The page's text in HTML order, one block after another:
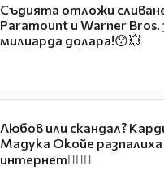
Съдията отложи
Paramount и Warner Bros.
милиарда долара!😯💥
Любов или скандал?
Мадука Окойе разпалиха
интернет❤️‍🔥🔥